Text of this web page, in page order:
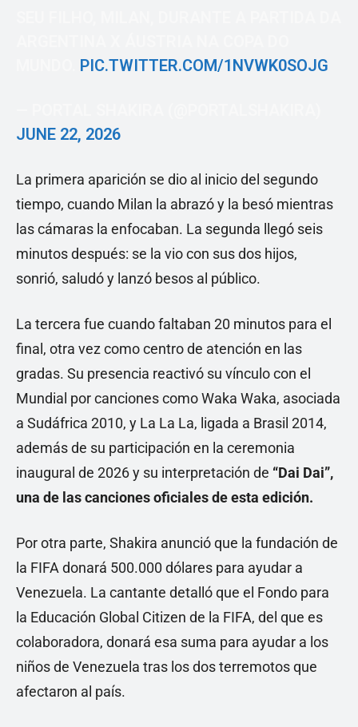
PIC.TWITTER.COM/1NVWK0SOJG
JUNE 22, 2026
La primera aparición se dio al inicio del segundo
tiempo, cuando Milan la abrazó y la besó mientras
las cámaras la enfocaban. La segunda llegó seis
minutos después: se la vio con sus dos hijos,
sonrió, saludó y lanzó besos al público.
La tercera fue cuando faltaban 20 minutos para el
final, otra vez como centro de atención en las
gradas. Su presencia reactivó su vínculo con el
Mundial por canciones como Waka Waka, asociada
a Sudáfrica 2010, y La La La, ligada a Brasil 2014,
además de su participación en la ceremonia
inaugural de 2026 y su interpretación de “Dai Dai”,
una de las canciones oficiales de esta edición.
Por otra parte, Shakira anunció que la fundación de
la FIFA donará 500.000 dólares para ayudar a
Venezuela. La cantante detalló que el Fondo para
la Educación Global Citizen de la FIFA, del que es
colaboradora, donará esa suma para ayudar a los
niños de Venezuela tras los dos terremotos que
afectaron al país.